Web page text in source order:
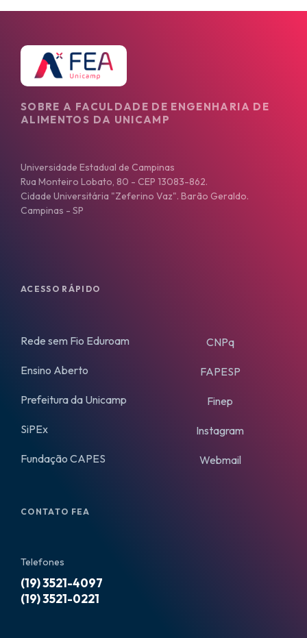
SOBRE A FACULDADE DE ENGENHARIA DE
ALIMENTOS DA UNICAMP
Universidade Estadual de Campinas
Rua Monteiro Lobato, 80 - CEP 13083-862.
Cidade Universitária "Zeferino Vaz". Barão Geraldo.
Campinas - SP
ACESSO RÁPIDO
Rede sem Fio Eduroam
Ensino Aberto
Prefeitura da Unicamp
SiPEx
Fundação CAPES
CNPq
FAPESP
Finep
Instagram
Webmail
CONTATO FEA
Telefones
(19) 3521-4097
(19) 3521-0221